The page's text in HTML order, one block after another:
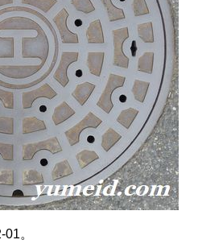
。